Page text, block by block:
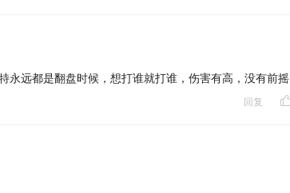
永远都是翻盘时候，想打谁就打谁，伤害有高，没有前摇
回复